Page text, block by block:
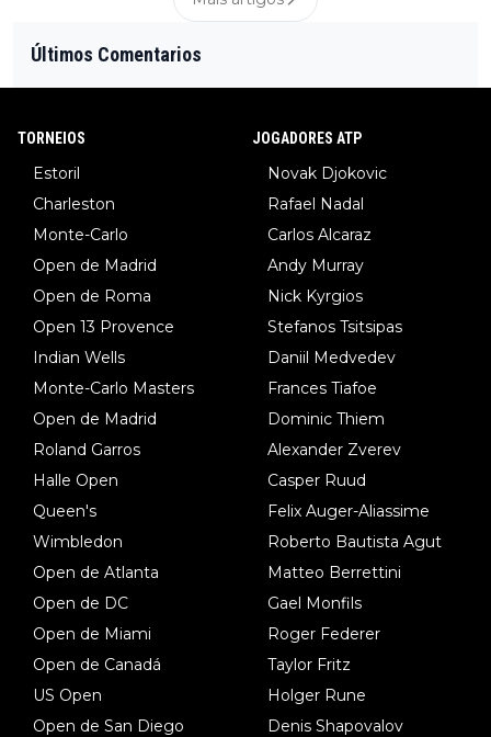
Últimos Comentarios
TORNEIOS
Estoril
Charleston
Monte-Carlo
Open de Madrid
Open de Roma
Open 13 Provence
Indian Wells
Monte-Carlo Masters
Open de Madrid
Roland Garros
Halle Open
Queen's
Wimbledon
Open de Atlanta
Open de DC
Open de Miami
Open de Canadá
US Open
Open de San Diego
JOGADORES ATP
Novak Djokovic
Rafael Nadal
Carlos Alcaraz
Andy Murray
Nick Kyrgios
Stefanos Tsitsipas
Daniil Medvedev
Frances Tiafoe
Dominic Thiem
Alexander Zverev
Casper Ruud
Felix Auger-Aliassime
Roberto Bautista Agut
Matteo Berrettini
Gael Monfils
Roger Federer
Taylor Fritz
Holger Rune
Denis Shapovalov